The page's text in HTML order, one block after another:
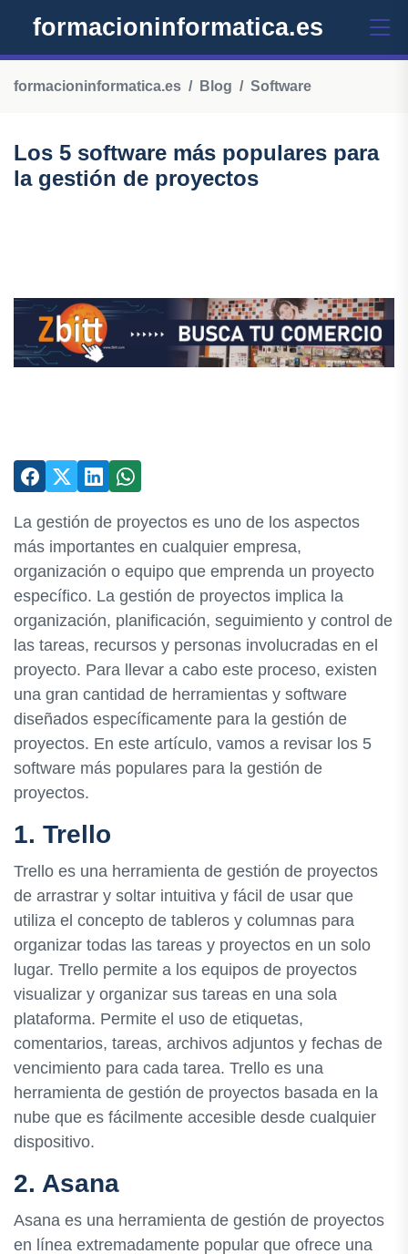
formacioninformatica.es
formacioninformatica.es Blog Software
Los 5 software más populares para
la gestión de proyectos
La gestión de proyectos es uno de los aspectos
más importantes en cualquier empresa,
organización o equipo que emprenda un proyecto
específico. La gestión de proyectos implica la
organización, planificación, seguimiento y control de
las tareas, recursos y personas involucradas en el
proyecto. Para llevar a cabo este proceso, existen
una gran cantidad de herramientas y software
diseñados específicamente para la gestión de
proyectos. En este artículo, vamos a revisar los 5
software más populares para la gestión de
proyectos.
1. Trello
Trello es una herramienta de gestión de proyectos
de arrastrar y soltar intuitiva y fácil de usar que
utiliza el concepto de tableros y columnas para
organizar todas las tareas y proyectos en un solo
lugar. Trello permite a los equipos de proyectos
visualizar y organizar sus tareas en una sola
plataforma. Permite el uso de etiquetas,
comentarios, tareas, archivos adjuntos y fechas de
vencimiento para cada tarea. Trello es una
herramienta de gestión de proyectos basada en la
nube que es fácilmente accesible desde cualquier
dispositivo.
2. Asana
Asana es una herramienta de gestión de proyectos
en línea extremadamente popular que ofrece una